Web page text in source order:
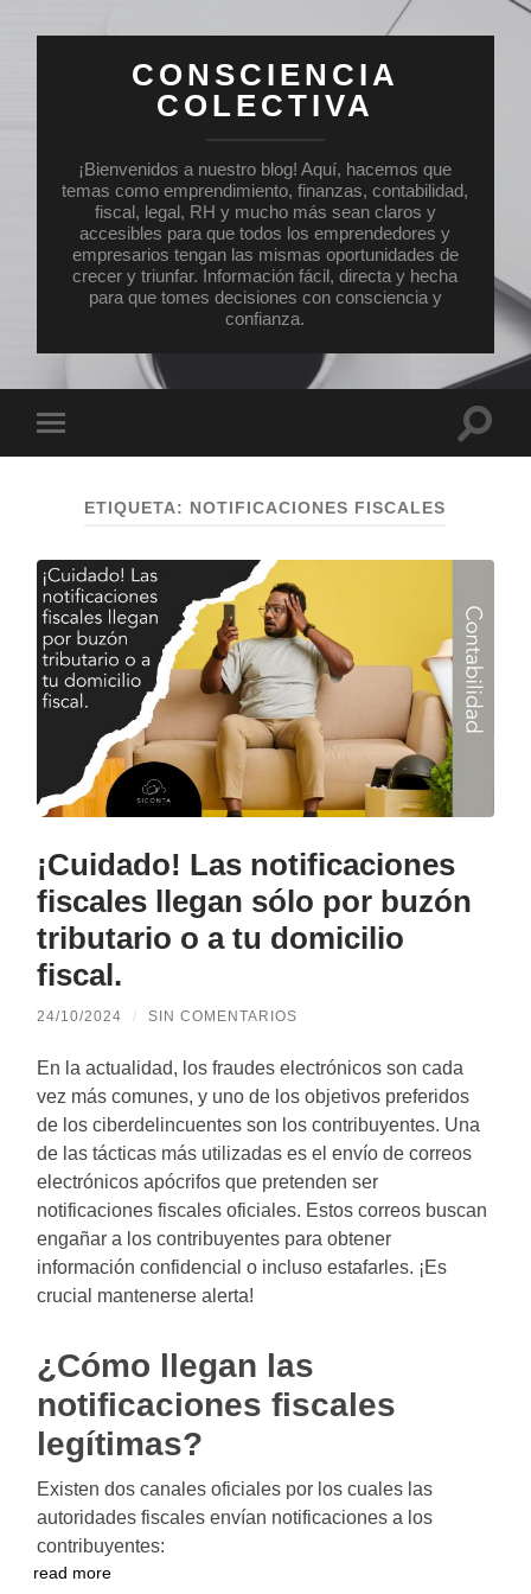
CONSCIENCIA
COLECTIVA
¡Bienvenidos a nuestro blog! Aquí, hacemos que
temas como emprendimiento, finanzas, contabilidad,
fiscal, legal, RH y mucho más sean claros y
accesibles para que todos los emprendedores y
empresarios tengan las mismas oportunidades de
crecer y triunfar. Información fácil, directa y hecha
para que tomes decisiones con consciencia y
confianza.
el
móvil
ETIQUETA: NOTIFICACIONES FISCALES
¡Cuidado! Las notificaciones
fiscales llegan sólo por buzón
tributario o a tu domicilio
fiscal.
24/10/2024 / SIN COMENTARIOS
En la actualidad, los fraudes electrónicos son cada
vez más comunes, y uno de los objetivos preferidos
de los ciberdelincuentes son los contribuyentes. Una
de las tácticas más utilizadas es el envío de correos
electrónicos apócrifos que pretenden ser
notificaciones fiscales oficiales. Estos correos buscan
engañar a los contribuyentes para obtener
información confidencial o incluso estafarles. ¡Es
crucial mantenerse alerta!
¿Cómo llegan las
notificaciones fiscales
legítimas?
Existen dos canales oficiales por los cuales las
autoridades fiscales envían notificaciones a los
contribuyentes:
read more